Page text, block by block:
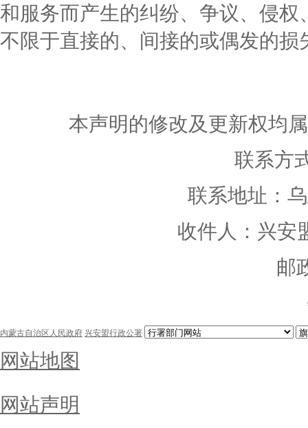
和服务而产生的纠纷、争议、侵
不限于直接的、间接的或偶发的损
本声明的修改及更新权均
联系方
联系地址：
收件人：兴安
邮
内蒙古自治区人民政府 兴安盟行政公署
网站地图
网站声明